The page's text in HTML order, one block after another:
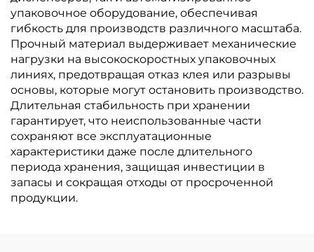
упаковочное оборудование, обеспечивая
гибкость для производств различного масштаба.
Прочный материал выдерживает механические
нагрузки на высокоскоростных упаковочных
линиях, предотвращая отказ клея или разрывы
основы, которые могут остановить производство.
Длительная стабильность при хранении
гарантирует, что неиспользованные части
сохраняют все эксплуатационные
характеристики даже после длительного
периода хранения, защищая инвестиции в
запасы и сокращая отходы от просроченной
продукции.